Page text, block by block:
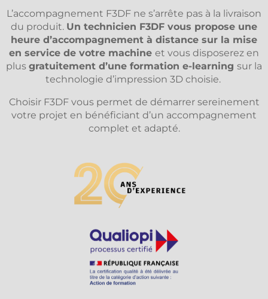
L’accompagnement F3DF ne s’arrête pas à la livraison
du produit. Un technicien F3DF vous propose une
heure d’accompagnement à distance sur la mise
en service de votre machine et vous disposerez en
plus gratuitement d’une formation e-learning sur la
technologie d’impression 3D choisie.
Choisir F3DF vous permet de démarrer sereinement
votre projet en bénéficiant d’un accompagnement
complet et adapté.